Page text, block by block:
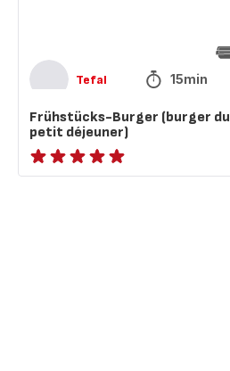
Tefal 15min
Frühstücks-Burger (burger du
petit déjeuner)
ratings.NaN